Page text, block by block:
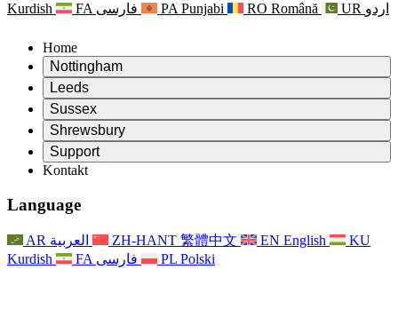
Kurdish
FA فارسی PA Punjabi RO Română UR اردو
Home
Nottingham
Review
Przewodniczący Przeglądu
Niezależny zespół recenzentów
Zakres uprawnień
Raport końcowy z niezależnego przeglądu
Często zadawane pytania
Proces przekazywania informacji zwrotnych przez rodzinę
Biuletyny informacyjne
Opt Out
Leeds
Review
Przewodniczący Przeglądu
Niezależny zespół recenzentów
Zakres wymagań i obowiązków
Kontakt
Wsparcie psychologiczne dla rodzin
Aktualizacje dla rodzin
Zdarzenia
For Staff
Wsparcie dla personelu
Sussex
Review
Przewodniczący Przeglądu
Niezależny zespół recenzentów
Zakres uprawnień
For Families
Aktualizacje dla rodzin
Zdarzenia
Shrewsbury
Review
Zakres zadań w zakresie oceny macierzyństwa
Raport końcowy z niezależnego przeglądu
Pierwszy raport z niezależnego przeglądu
For Families
Aktualizacje
Support
Leeds
Nottingham
Rodzinna Służba Wsparcia Psychologicznego
Wsparcie w sytuacjach kryzysowych związanych ze
zdrowiem psychicznym
Usługi regionalne Nottingham
Kontakt
Language
AR العربية ZH-HANT 繁體中文 EN English
KU
Kurdish
FA فارسی PL Polski